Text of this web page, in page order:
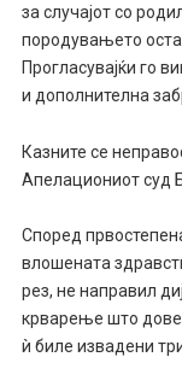
за случајот со
породувањето
Прогласувајќи го
и дополнителна
Казните се
Апелациониот суд
Според
влошената
рез, не направил
крварење што
ѝ биле извадени